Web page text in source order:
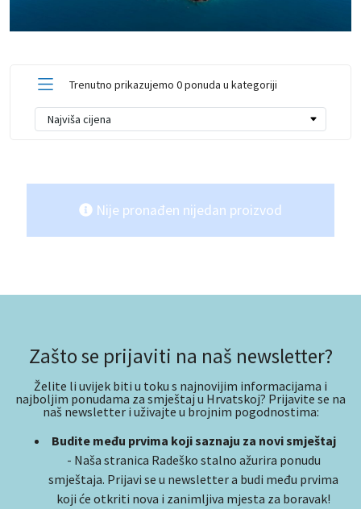
Trenutno prikazujemo 0 ponuda u kategoriji
Nije pronađen nijedan proizvod
Zašto se prijaviti na naš newsletter?
Želite li uvijek biti u toku s najnovijim informacijama i
najboljim ponudama za smještaj u Hrvatskoj? Prijavite se na
naš newsletter i uživajte u brojnim pogodnostima:
Budite među prvima koji saznaju za novi smještaj
- Naša stranica Radeško stalno ažurira ponudu
smještaja. Prijavi se u newsletter a budi među prvima
koji će otkriti nova i zanimljiva mjesta za boravak!